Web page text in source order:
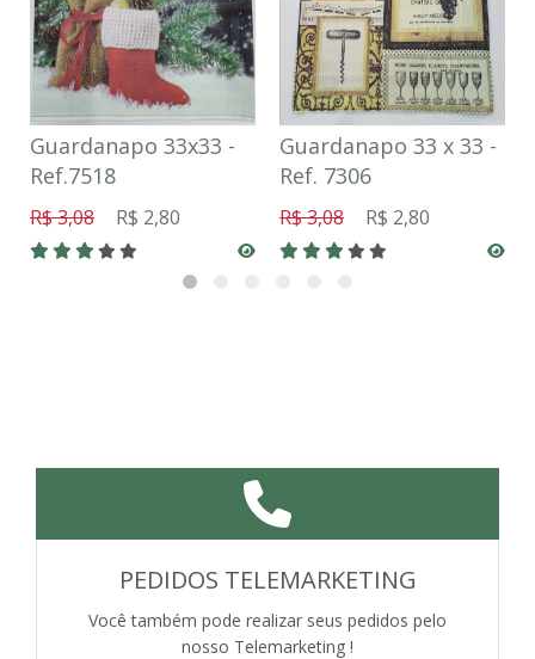
Guardanapo 33x33 -
Ref.7518
R$ 3,08 R$ 2,80
Guardanapo 33 x 33 -
Ref. 7306
R$ 3,08 R$ 2,80
PEDIDOS TELEMARKETING
Você também pode realizar seus pedidos pelo
nosso Telemarketing !